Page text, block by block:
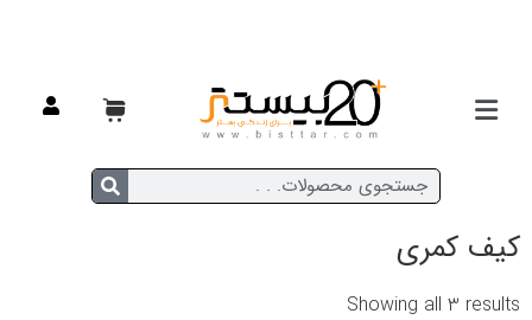
مد و پوشاک/ زنانه/ کیف کمری
کیف کمری
Showing all 3 results